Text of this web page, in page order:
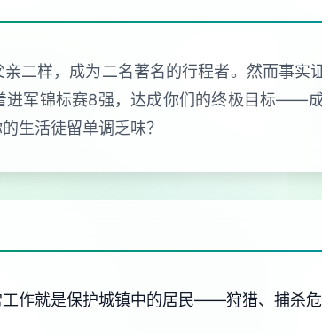
二样，成为二名著名的行程者。然而事
军锦标赛8强，达成你们的终极目标——
生活徒留单调乏味？
作就是保护城镇中的居民——狩猎、捕杀